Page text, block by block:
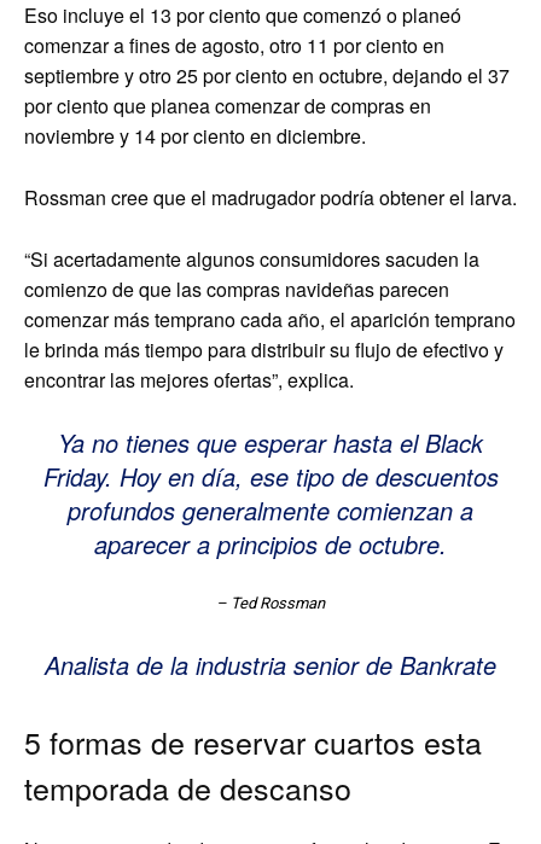
Eso incluye el 13 por ciento que comenzó o planeó
comenzar a fines de agosto, otro 11 por ciento en
septiembre y otro 25 por ciento en octubre, dejando el 37
por ciento que planea comenzar de compras en
noviembre y 14 por ciento en diciembre.
Rossman cree que el madrugador podría obtener el larva.
“Si acertadamente algunos consumidores sacuden la
comienzo de que las compras navideñas parecen
comenzar más temprano cada año, el aparición temprano
le brinda más tiempo para distribuir su flujo de efectivo y
encontrar las mejores ofertas”, explica.
Ya no tienes que esperar hasta el Black
Friday. Hoy en día, ese tipo de descuentos
profundos generalmente comienzan a
aparecer a principios de octubre.
– Ted Rossman
Analista de la industria senior de Bankrate
5 formas de reservar cuartos esta
temporada de descanso